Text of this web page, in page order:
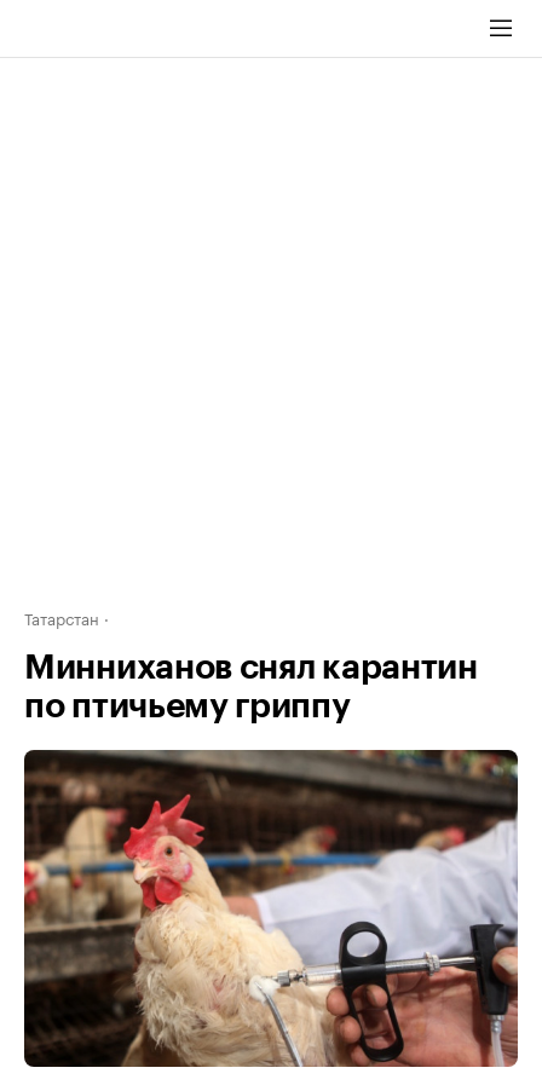
Татарстан
Минниханов снял карантин
по птичьему гриппу